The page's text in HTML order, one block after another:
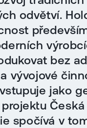
odvětví.
bez
vývojové
jako
Česká
spočívá v